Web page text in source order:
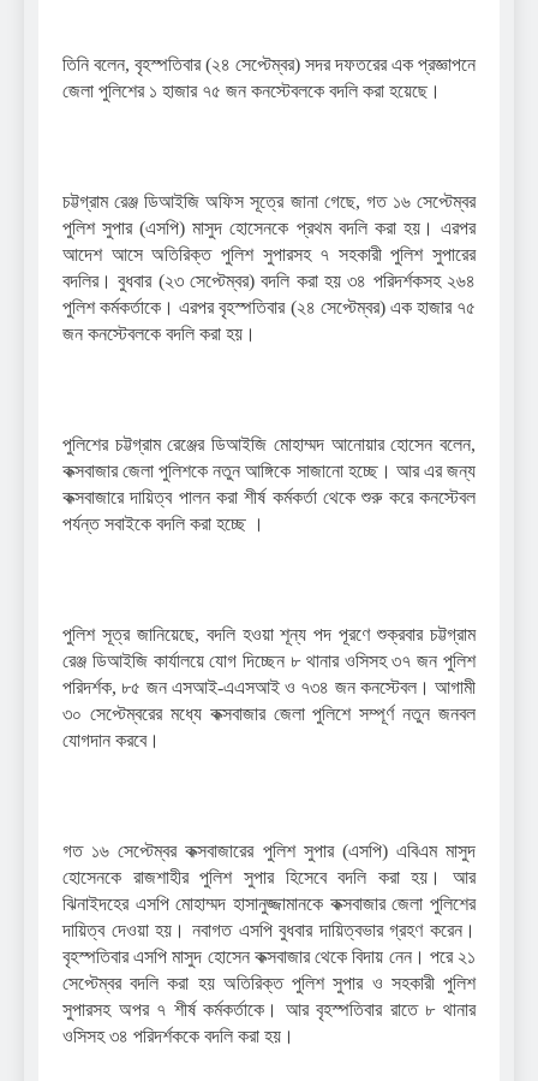
তিনি বলেন, বৃহস্পতিবার (২৪ সেপ্টেম্বর) সদর দফতরের এক প্রজ্ঞাপনে
জেলা পুলিশের ১ হাজার ৭৫ জন কনস্টেবলকে বদলি করা হয়েছে।
চট্টগ্রাম রেঞ্জ ডিআইজি অফিস সূত্রে জানা গেছে, গত ১৬ সেপ্টেম্বর
পুলিশ সুপার (এসপি) মাসুদ হোসেনকে প্রথম বদলি করা হয়। এরপর
আদেশ আসে অতিরিক্ত পুলিশ সুপারসহ ৭ সহকারী পুলিশ সুপারের
বদলির। বুধবার (২৩ সেপ্টেম্বর) বদলি করা হয় ৩৪ পরিদর্শকসহ ২৬৪
পুলিশ কর্মকর্তাকে। এরপর বৃহস্পতিবার (২৪ সেপ্টেম্বর) এক হাজার ৭৫
জন কনস্টেবলকে বদলি করা হয়।
পুলিশের চট্টগ্রাম রেঞ্জের ডিআইজি মোহাম্মদ আনোয়ার হোসেন বলেন,
কক্সবাজার জেলা পুলিশকে নতুন আঙ্গিকে সাজানো হচ্ছে। আর এর জন্য
কক্সবাজারে দায়িত্ব পালন করা শীর্ষ কর্মকর্তা থেকে শুরু করে কনস্টেবল
পর্যন্ত সবাইকে বদলি করা হচ্ছে ।
পুলিশ সূত্র জানিয়েছে, বদলি হওয়া শূন্য পদ পূরণে শুক্রবার চট্টগ্রাম
রেঞ্জ ডিআইজি কার্যালয়ে যোগ দিচ্ছেন ৮ থানার ওসিসহ ৩৭ জন পুলিশ
পরিদর্শক, ৮৫ জন এসআই-এএসআই ও ৭৩৪ জন কনস্টেবল। আগামী
৩০ সেপ্টেম্বরের মধ্যে কক্সবাজার জেলা পুলিশে সম্পূর্ণ নতুন জনবল
যোগদান করবে।
গত ১৬ সেপ্টেম্বর কক্সবাজারের পুলিশ সুপার (এসপি) এবিএম মাসুদ
হোসেনকে রাজশাহীর পুলিশ সুপার হিসেবে বদলি করা হয়। আর
ঝিনাইদহের এসপি মোহাম্মদ হাসানুজ্জামানকে কক্সবাজার জেলা পুলিশের
দায়িত্ব দেওয়া হয়। নবাগত এসপি বুধবার দায়িত্বভার গ্রহণ করেন।
বৃহস্পতিবার এসপি মাসুদ হোসেন কক্সবাজার থেকে বিদায় নেন। পরে ২১
সেপ্টেম্বর বদলি করা হয় অতিরিক্ত পুলিশ সুপার ও সহকারী পুলিশ
সুপারসহ অপর ৭ শীর্ষ কর্মকর্তাকে। আর বৃহস্পতিবার রাতে ৮ থানার
ওসিসহ ৩৪ পরিদর্শককে বদলি করা হয়।